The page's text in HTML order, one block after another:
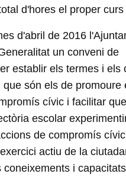
d'hores el proper curs
d'abril de 2016
un conveni de
establir els termes i els
són els de promoure
cívic i facilitar
escolar
de compromís
actiu de la
coneixements i